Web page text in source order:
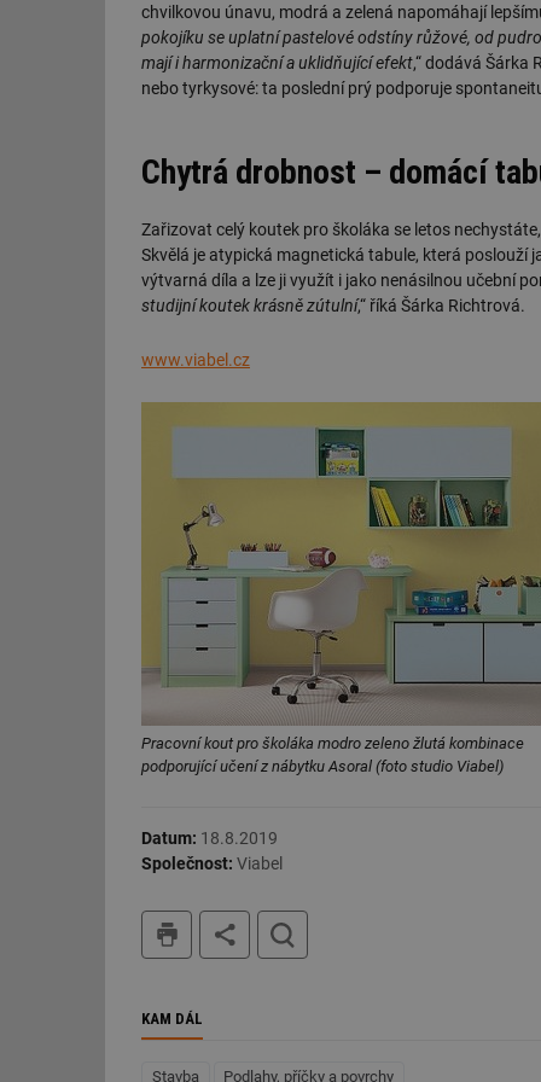
chvilkovou únavu, modrá a zelená napomáhají
pokojíku se uplatní pastelové odstíny růžové, od
mají i harmonizační a uklidňující efekt,“ dodává Šárka
nebo tyrkysové: ta poslední prý podporuje
Chytrá drobnost – domácí
Zařizovat celý koutek pro školáka se letos
Skvělá je atypická magnetická tabule, která poslouží
výtvarná díla a lze ji využít i jako nenásilnou učební
studijní koutek krásně zútulní,“ říká Šárka Richtrová.
www.viabel.cz
Pracovní kout pro školáka modro zeleno žlutá kombinace
podporující učení z nábytku Asoral (foto studio Viabel)
Datum: 18.8.2019
Společnost: Viabel
tisk
KAM DÁL
Stavba Podlahy, příčky a povrchy
g_csrf_token
id
_hjFirstSeen